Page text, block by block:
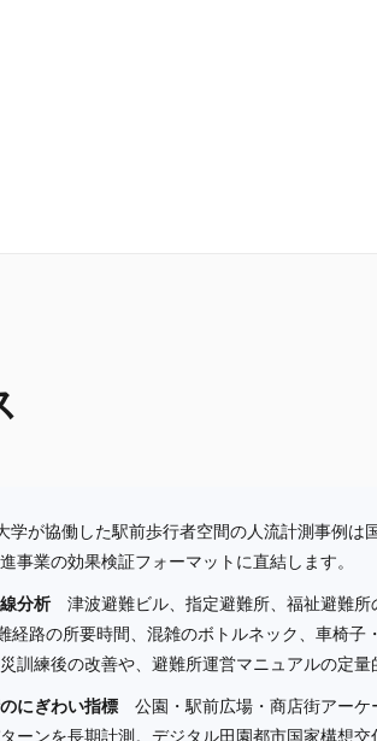
学が協働した駅前歩行者空間の人流計測事例は
事業の効果検証フォーマットに直結します。
分析津波避難ビル、指定避難所、福祉避難所
経路の所要時間、混雑のボトルネック、車椅子
訓練後の改善や、避難所運営マニュアルの定量
にぎわい指標 公園・駅前広場・商店街アーケ
ーンを長期計測。デジタル田園都市国家構想